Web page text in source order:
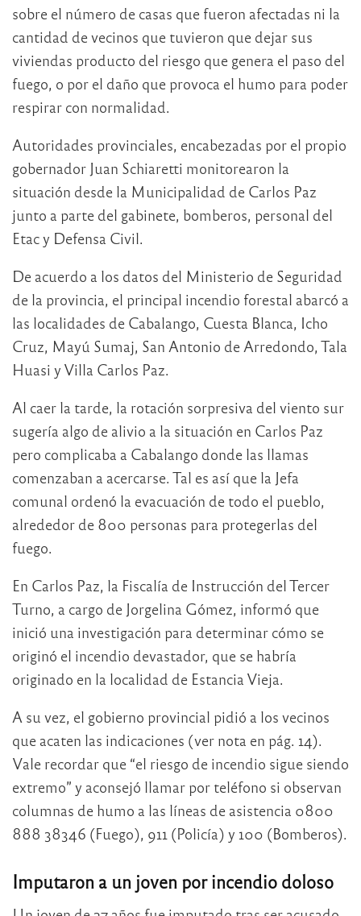
sobre el número de casas que fueron afectadas ni la
cantidad de vecinos que tuvieron que dejar sus
viviendas producto del riesgo que genera el paso del
fuego, o por el daño que provoca el humo para poder
respirar con normalidad.
Autoridades provinciales, encabezadas por el propio
gobernador Juan Schiaretti monitorearon la
situación desde la Municipalidad de Carlos Paz
junto a parte del gabinete, bomberos, personal del
Etac y Defensa Civil.
De acuerdo a los datos del Ministerio de Seguridad
de la provincia, el principal incendio forestal abarcó a
las localidades de Cabalango, Cuesta Blanca, Icho
Cruz, Mayú Sumaj, San Antonio de Arredondo, Tala
Huasi y Villa Carlos Paz.
Al caer la tarde, la rotación sorpresiva del viento sur
sugería algo de alivio a la situación en Carlos Paz
pero complicaba a Cabalango donde las llamas
comenzaban a acercarse. Tal es así que la Jefa
comunal ordenó la evacuación de todo el pueblo,
alrededor de 800 personas para protegerlas del
fuego.
En Carlos Paz, la Fiscalía de Instrucción del Tercer
Turno, a cargo de Jorgelina Gómez, informó que
inició una investigación para determinar cómo se
originó el incendio devastador, que se habría
originado en la localidad de Estancia Vieja.
A su vez, el gobierno provincial pidió a los vecinos
que acaten las indicaciones (ver nota en pág. 14).
Vale recordar que “el riesgo de incendio sigue siendo
extremo” y aconsejó llamar por teléfono si observan
columnas de humo a las líneas de asistencia 0800
888 38346 (Fuego), 911 (Policía) y 100 (Bomberos).
Imputaron a un joven por incendio doloso